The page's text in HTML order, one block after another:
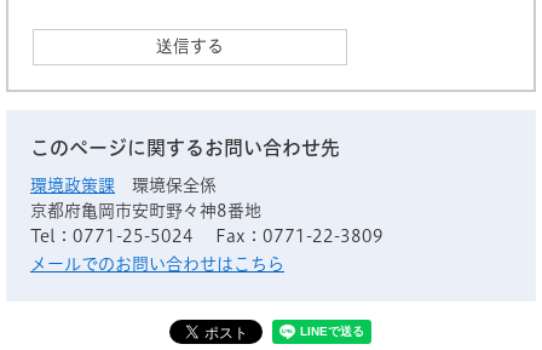
このページに関するお問い合わせ先
環境政策課
環境保全係
京都府亀岡市安町野々神8番地
Tel：0771-25-5024
Fax：0771-22-3809
メールでのお問い合わせはこちら